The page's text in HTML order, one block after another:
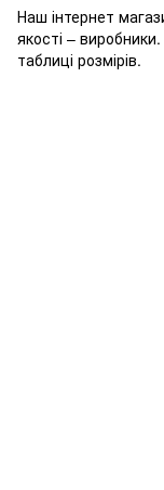
Наш інтернет
якості – виробники.
таблиці розмірів.